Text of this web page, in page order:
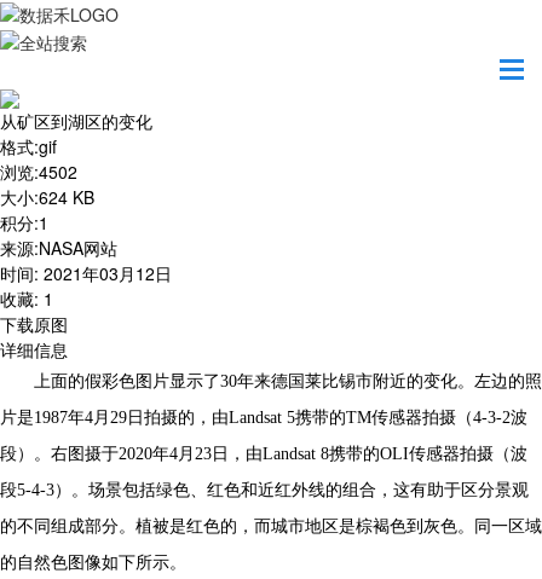
从矿区到湖区的变化
格式:gif
浏览:4502
大小:624 KB
积分:1
来源:NASA网站
时间: 2021年03月12日
收藏: 1
下载原图
详细信息
上面的假彩色图片显示了30年来德国莱比锡市附近的变化。左边的照
片是1987年4月29日拍摄的，由Landsat 5携带的TM传感器拍摄（4-3-2波
段）。右图摄于2020年4月23日，由Landsat 8携带的OLI传感器拍摄（波
段5-4-3）。场景包括绿色、红色和近红外线的组合，这有助于区分景观
的不同组成部分。植被是红色的，而城市地区是棕褐色到灰色。同一区域
的自然色图像如下所示。